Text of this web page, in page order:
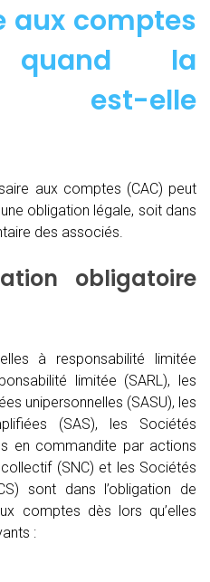
aux comptes
la
est-elle
aux comptes (CAC) peut
obligation légale, soit dans
des associés.
obligatoire
à responsabilité limitée
limitée (SARL), les
unipersonnelles (SASU), les
(SAS), les Sociétés
en commandite par actions
(SNC) et les Sociétés
sont dans l’obligation de
comptes dès lors qu’elles
: